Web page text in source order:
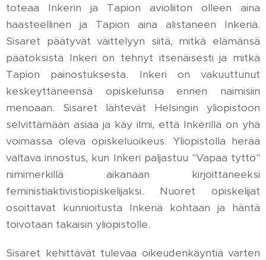
toteaa Inkerin ja Tapion avioliiton olleen aina
haasteellinen ja Tapion aina alistaneen Inkeriä.
Sisaret päätyvät väittelyyn siitä, mitkä elämänsä
päätöksistä Inkeri on tehnyt itsenäisesti ja mitkä
Tapion painostuksesta. Inkeri on vakuuttunut
keskeyttäneensä opiskelunsa ennen naimisiin
menoaan. Sisaret lähtevät Helsingin yliopistoon
selvittämään asiaa ja käy ilmi, että Inkerillä on yhä
voimassa oleva opiskeluoikeus. Yliopistolla herää
valtava innostus, kun Inkeri paljastuu "Vapaa tyttö"
nimimerkillä aikanaan kirjoittaneeksi
feministiaktivistiopiskelijaksi. Nuoret opiskelijat
osoittavat kunnioitusta Inkeriä kohtaan ja häntä
toivotaan takaisin yliopistolle.
Sisaret kehittävät tulevaa oikeudenkäyntiä varten